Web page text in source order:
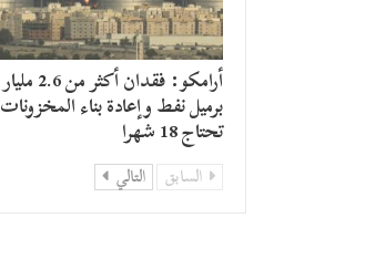
أرامكو: فقدان أكثر من 2.6 مليار
برميل نفط وإعادة بناء المخزونات
تحتاج 18 شهرا
السابق التالي